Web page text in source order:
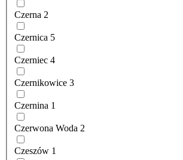
Czerna 2
Czernica 5
Czerniec 4
Czernikowice 3
Czernina 1
Czerwona Woda 2
Czeszów 1